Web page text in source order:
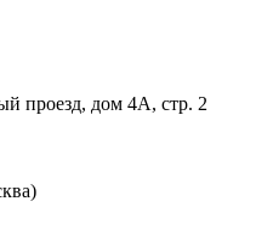
проезд, дом 4А, стр. 2